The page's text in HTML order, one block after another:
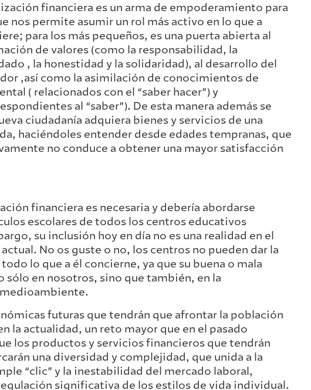
financiera es un arma de empoderamiento para
nos permite asumir un rol más activo en lo que a
para los más pequeños, es una puerta abierta al
de valores (como la responsabilidad, la
, la honestidad y la solidaridad), al desarrollo del
,así como la asimilación de conocimientos de
( relacionados con el “saber hacer”) y
al “saber”). De esta manera además se
ciudadanía adquiera bienes y servicios de una
haciéndoles entender desde edades tempranas, que
no conduce a obtener una mayor satisfacción
financiera es necesaria y debería abordarse
escolares de todos los centros educativos
su inclusión hoy en día no es una realidad en el
No os guste o no, los centros no pueden dar la
lo que a él concierne, ya que su buena o mala
sólo en nosotros, sino que también, en la
futuras que tendrán que afrontar la población
la actualidad, un reto mayor que en el pasado
los productos y servicios financieros que tendrán
una diversidad y complejidad, que unida a la
“clic” y la inestabilidad del mercado laboral,
significativa de los estilos de vida individual.